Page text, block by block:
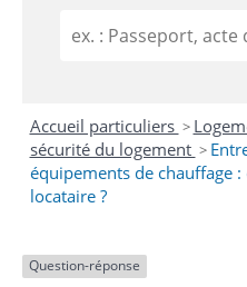
Accueil particuliers >
sécurité du logement >
équipements de chauffage
locataire ?
Question-réponse